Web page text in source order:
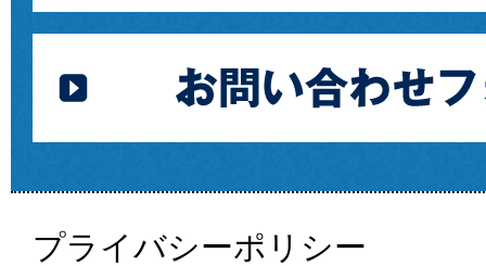
プライバシーポリシー